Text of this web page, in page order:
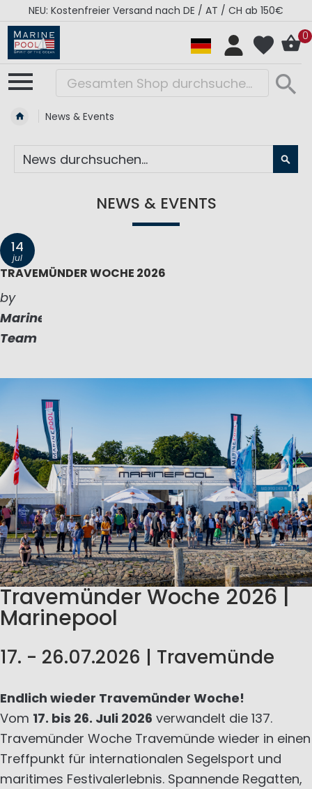
RÉGATES ROYALES Kollektion - Super Sale
0
News & Events
NEWS & EVENTS
14
jul
TRAVEMÜNDER WOCHE 2026
by
Marinepool
Team
Travemünder Woche 2026 |
Marinepool
17. - 26.07.2026 | Travemünde
Endlich wieder Travemünder Woche!
Vom 17. bis 26. Juli 2026 verwandelt die 137.
Travemünder Woche Travemünde wieder in einen
Treffpunkt für internationalen Segelsport und
maritimes Festivalerlebnis. Spannende Regatten,